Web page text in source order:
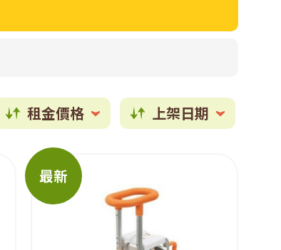
租金價格 上架日期
最新